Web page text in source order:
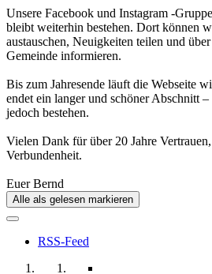
Unsere Facebook und Instagram -
bleibt weiterhin bestehen. Dort können
austauschen, Neuigkeiten teilen und
Gemeinde informieren.
Bis zum Jahresende läuft die Webseite
endet ein langer und schöner Abschnitt
jedoch bestehen.
Vielen Dank für über 20 Jahre
Verbundenheit.
Euer Bernd
Alle als gelesen markieren
RSS-Feed